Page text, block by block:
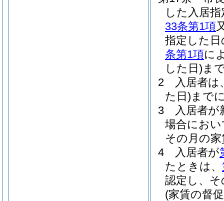
した入居
33条第1項
指定した
条第1項に
した日) ま
2
入居者は
た日) まで
3
入居者
場合にお
その月の
4
入居者が
たときは、
認定し、
(家賃の督